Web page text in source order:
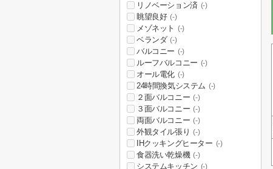
リノベーション済 (-)
眺望良好 (-)
メゾネット (-)
ベランダ (-)
バルコニー (-)
ルーフバルコニー (-)
オール電化 (-)
24時間換気システム (-)
２面バルコニー (-)
３面バルコニー (-)
両面バルコニー (-)
外観タイル張り (-)
IHクッキングヒーター (-)
食器洗い乾燥機 (-)
システムキッチン (-)